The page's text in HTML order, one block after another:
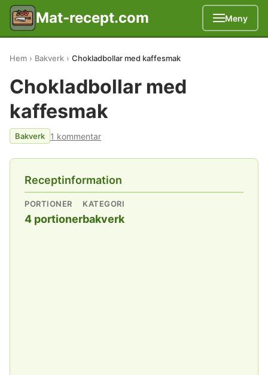
Mat-recept.com Meny
Hem Bakverk Chokladbollar med kaffesmak
Chokladbollar med
kaffesmak
Bakverk 1 kommentar
Receptinformation
PORTIONER
4 portioner
KATEGORI
bakverk